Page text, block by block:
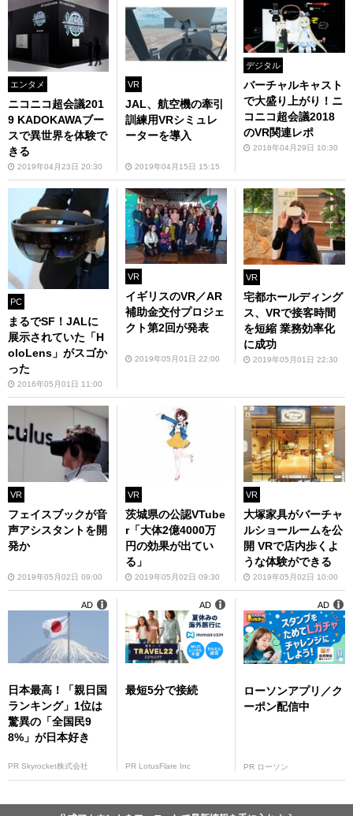
エンタメ
ニコニコ超会議201
9 KADOKAWAブー
スで異世界を体験で
きる
2019年04月23日 20:30
VR
JAL、航空機の牽引
訓練用VRシミュレ
ーターを導入
2019年04月15日 15:15
デジタル
バーチャルキャスト
で大盛り上がり！ニ
コニコ超会議2018
のVR関連レポ
2018年04月29日 10:30
PC
まるでSF！JALに
展示されていた「H
oloLens」がスゴか
った
2016年05月01日 11:00
VR
イギリスのVR／AR
補助金交付プロジェ
クト第2回が発表
2019年05月01日 22:00
VR
宅都ホールディング
ス、VRで接客時間
を短縮 業務効率化
に成功
2019年05月01日 22:30
VR
フェイスブックが音
声アシスタントを開
発か
2019年05月02日 09:00
VR
茨城県の公認VTube
r「大体2億4000万
円の効果が出てい
る」
2019年05月02日 09:30
VR
大塚家具がバーチャ
ルショールームを公
開 VRで店内歩くよ
うな体験ができる
2019年05月02日 10:00
日本最高！「親日国
ランキング」1位は
驚異の「全国民9
8%」が日本好き
PR Skyrocket株式会社
AD
最短5分で接続
PR LotusFlare Inc
AD
ローソンアプリ／ク
ーポン配信中
PR ローソン
AD